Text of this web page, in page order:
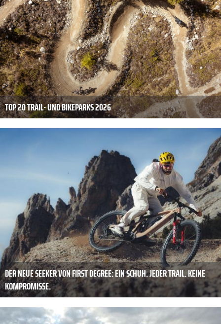
TOP 20 TRAIL- UND BIKEPARKS 2026
DER NEUE SEEKER VON FIRST DEGREE: EIN SCHUH. JEDER TRAIL. KEINE
KOMPROMISSE.